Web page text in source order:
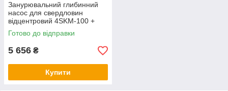
Занурювальний глибинний
насос для свердловин
відцентровий 4SKM-100 +
автоматика PC-10
Готово до відправки
5 656 ₴
Купити